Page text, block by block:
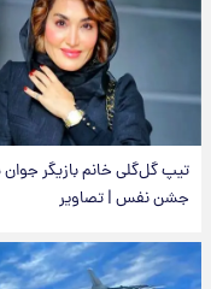
تیپ گل‌گلی خانم بازیگر جوان
جشن نفس | تصاویر